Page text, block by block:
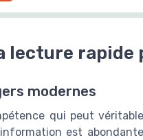
lecture rapide
modernes
qui peut
est